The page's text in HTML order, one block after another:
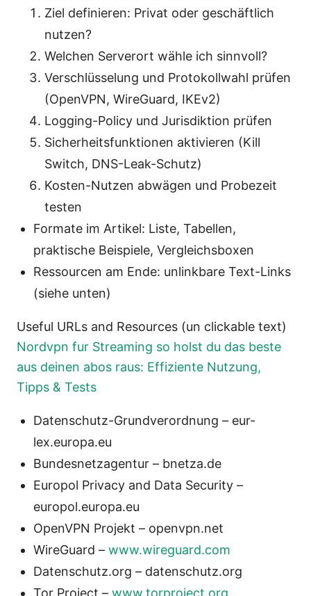
Ziel definieren: Privat oder geschäftlich
nutzen?
Welchen Serverort wähle ich sinnvoll?
Verschlüsselung und Protokollwahl prüfen
(OpenVPN, WireGuard, IKEv2)
Logging-Policy und Jurisdiktion prüfen
Sicherheitsfunktionen aktivieren (Kill
Switch, DNS-Leak-Schutz)
Kosten-Nutzen abwägen und Probezeit
testen
Formate im Artikel: Liste, Tabellen,
praktische Beispiele, Vergleichsboxen
Ressourcen am Ende: unlinkbare Text-Links
(siehe unten)
Useful URLs and Resources (un clickable text)
Nordvpn fur Streaming so holst du das beste
aus deinen abos raus: Effiziente Nutzung,
Tipps & Tests
Datenschutz-Grundverordnung – eur-
lex.europa.eu
Bundesnetzagentur – bnetza.de
Europol Privacy and Data Security –
europol.europa.eu
OpenVPN Projekt – openvpn.net
WireGuard – www.wireguard.com
Datenschutz.org – datenschutz.org
Tor Project – www.torproject.org